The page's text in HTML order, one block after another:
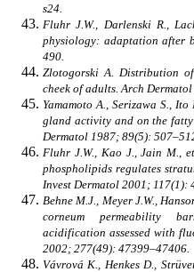
s24.
Fluhr J.W., Darlenski R.,
physiology: adaptation after
490.
Zlotogorski A. Distribution
cheek of adults. Arch
Yamamoto A., Serizawa S.,
gland activity and on the
Dermatol 1987; 89(5):
Fluhr J.W., Kao J., Jain M.,
phospholipids regulates
Invest Dermatol 2001; 117(1):
Behne M.J., Meyer J.W.,
corneum permeability
acidification assessed with
2002; 277(49): 47399–47406.
Vávrová K., Henkes D.,